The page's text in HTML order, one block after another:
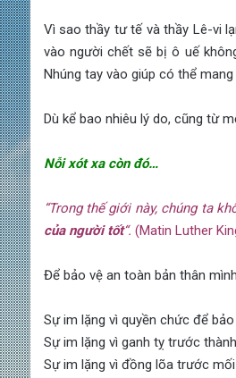
Vì sao thầy tư tế và thầy Lê-vi
vào người chết sẽ bị ô uế
Nhúng tay vào giúp có thể
Dù kể bao nhiêu lý do, cũng từ
Nỗi xót xa còn đó…
“Trong thế giới này, chúng ta
của người tốt“. (Matin Luther
Để bảo vệ an toàn bản thân
Sự im lặng vì quyền chức để
Sự im lặng vì ganh tỵ trước
Sự im lặng vì đồng lõa trước